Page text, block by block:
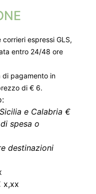
espressi GLS,
entro 24/48 ore
di pagamento in
di € 6.
e Calabria €
spesa o
destinazioni
x,xx